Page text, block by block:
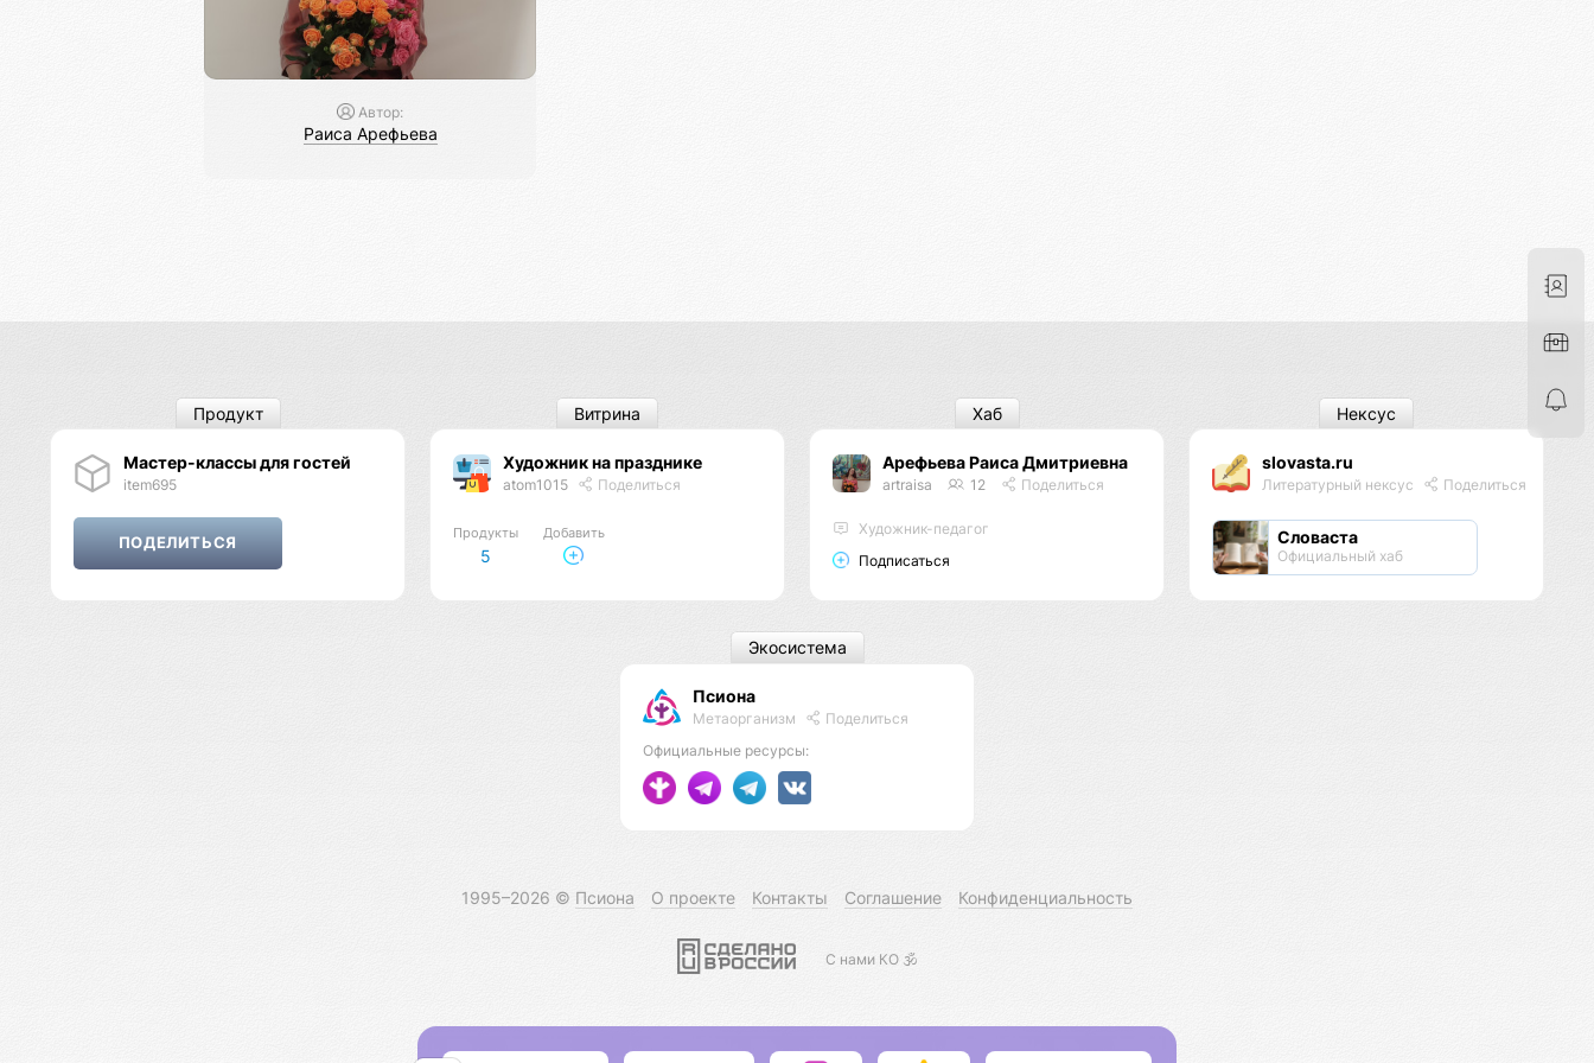
Автор:
Раиса Арефьева
Мастер-классы для гостей
item695
Продукт
Художник на празднике
atom1015 Поделиться
Продукты
5
Добавить
Витрина
Арефьева Раиса Дмитриевна
artraisa 12 Поделиться
Художник-педагог
Подписаться
Хаб
slovasta.ru
Литературный нексус Поделиться
Словаста
Официальный хаб
Нексус
Псиона
Метаорганизм
Поделиться
Официальные ресурсы:
Экосистема
1995–2026 © Псиона О проекте Контакты Соглашение Конфиденциальность
С нами КО 🕉️